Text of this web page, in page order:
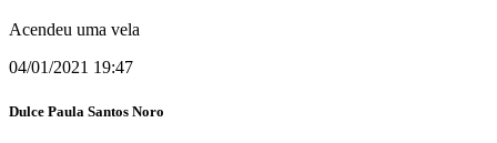
Acendeu uma vela
04/01/2021 19:47
Dulce Paula Santos Noro